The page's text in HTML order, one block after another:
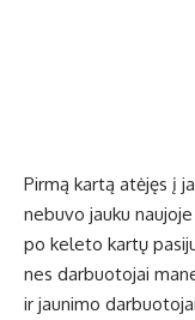
Pirmą kartą atėjęs į
nebuvo jauku
po keleto kartų
nes darbuotojai
ir jaunimo